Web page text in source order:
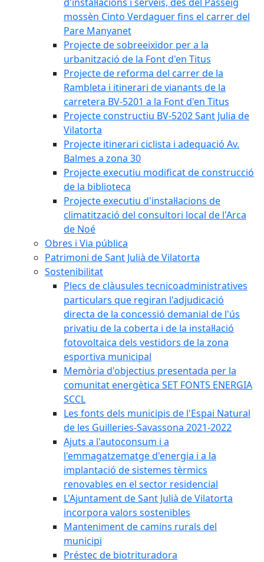
mossèn Cinto Verdaguer fins el carrer del
Pare Manyanet
Projecte de sobreeixidor per a la
urbanització de la Font d'en Titus
Projecte de reforma del carrer de la
Rambleta i itinerari de vianants de la
carretera BV-5201 a la Font d'en Titus
Projecte constructiu BV-5202 Sant Julia de
Vilatorta
Projecte itinerari ciclista i adequació Av.
Balmes a zona 30
Projecte executiu modificat de construcció
de la biblioteca
Projecte executiu d'instal·lacions de
climatització del consultori local de l'Arca
de Noé
Obres i Via pública
Patrimoni de Sant Julià de Vilatorta
Sostenibilitat
Plecs de clàusules tecnicoadministratives
particulars que regiran l'adjudicació
directa de la concessió demanial de l'ús
privatiu de la coberta i de la instal·lació
fotovoltaica dels vestidors de la zona
esportiva municipal
Memòria d'objectius presentada per la
comunitat energètica SET FONTS ENERGIA
SCCL
Les fonts dels municipis de l'Espai Natural
de les Guilleries-Savassona 2021-2022
Ajuts a l'autoconsum i a
l'emmagatzematge d'energia i a la
implantació de sistemes tèrmics
renovables en el sector residencial
L'Ajuntament de Sant Julià de Vilatorta
incorpora valors sostenibles
Manteniment de camins rurals del
municipi
Préstec de biotrituradora